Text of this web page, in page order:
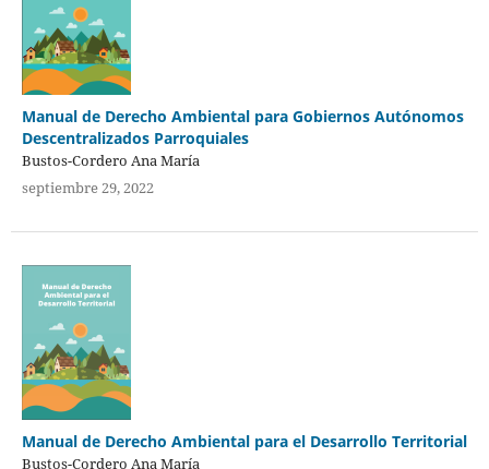
Manual de Derecho Ambiental para Gobiernos Autónomos
Descentralizados Parroquiales
Bustos-Cordero Ana María
septiembre 29, 2022
Manual de Derecho Ambiental para el Desarrollo Territorial
Bustos-Cordero Ana María